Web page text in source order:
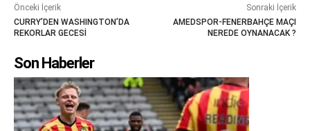
Önceki İçerik
CURRY’DEN WASHINGTON’DA
REKORLAR GECESİ
Sonraki İçerik
AMEDSPOR-FENERBAHÇE MAÇI
NEREDE OYNANACAK ?
Son Haberler